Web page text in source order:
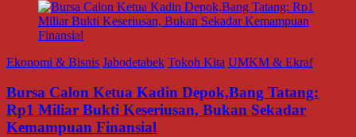
Ekonomi & Bisnis Jabodetabek Tokoh Kita UMKM & Ekraf
Bursa Calon Ketua Kadin Depok,Bang Tatang:
Rp1 Miliar Bukti Keseriusan, Bukan Sekadar
Kemampuan Finansial